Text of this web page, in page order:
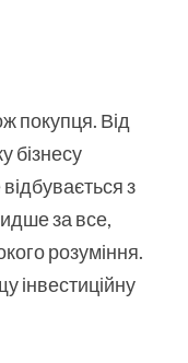
покупця. Від
бізнесу
з
за все,
розуміння.
інвестиційну